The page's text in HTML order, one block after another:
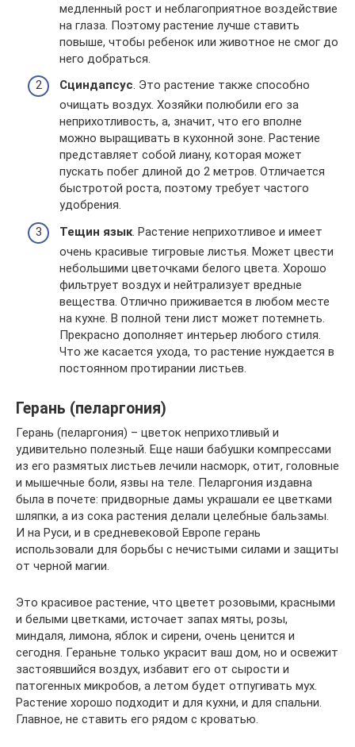
медленный рост и неблагоприятное воздействие
на глаза. Поэтому растение лучше ставить
повыше, чтобы ребенок или животное не смог до
него добраться.
Сциндапсус. Это растение также способно
очищать воздух. Хозяйки полюбили его за
неприхотливость, а, значит, что его вполне
можно выращивать в кухонной зоне. Растение
представляет собой лиану, которая может
пускать побег длиной до 2 метров. Отличается
быстротой роста, поэтому требует частого
удобрения.
Тещин язык. Растение неприхотливое и имеет
очень красивые тигровые листья. Может цвести
небольшими цветочками белого цвета. Хорошо
фильтрует воздух и нейтрализует вредные
вещества. Отлично приживается в любом месте
на кухне. В полной тени лист может потемнеть.
Прекрасно дополняет интерьер любого стиля.
Что же касается ухода, то растение нуждается в
постоянном протирании листьев.
Герань (пеларгония)
Герань (пеларгония) – цветок неприхотливый и
удивительно полезный. Еще наши бабушки компрессами
из его размятых листьев лечили насморк, отит, головные
и мышечные боли, язвы на теле. Пеларгония издавна
была в почете: придворные дамы украшали ее цветками
шляпки, а из сока растения делали целебные бальзамы.
И на Руси, и в средневековой Европе герань
использовали для борьбы с нечистыми силами и защиты
от черной магии.
Это красивое растение, что цветет розовыми, красными
и белыми цветками, источает запах мяты, розы,
миндаля, лимона, яблок и сирени, очень ценится и
сегодня. Гераньне только украсит ваш дом, но и освежит
застоявшийся воздух, избавит его от сырости и
патогенных микробов, а летом будет отпугивать мух.
Растение хорошо подходит и для кухни, и для спальни.
Главное, не ставить его рядом с кроватью.